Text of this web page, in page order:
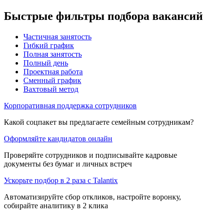
Быстрые фильтры подбора вакансий
Частичная занятость
Гибкий график
Полная занятость
Полный день
Проектная работа
Сменный график
Вахтовый метод
Корпоративная поддержка сотрудников
Какой соцпакет вы предлагаете семейным сотрудникам?
Оформляйте кандидатов онлайн
Проверяйте сотрудников и подписывайте кадровые
документы без бумаг и личных встреч
Ускорьте подбор в 2 раза с Talantix
Автоматизируйте сбор откликов, настройте воронку,
собирайте аналитику в 2 клика